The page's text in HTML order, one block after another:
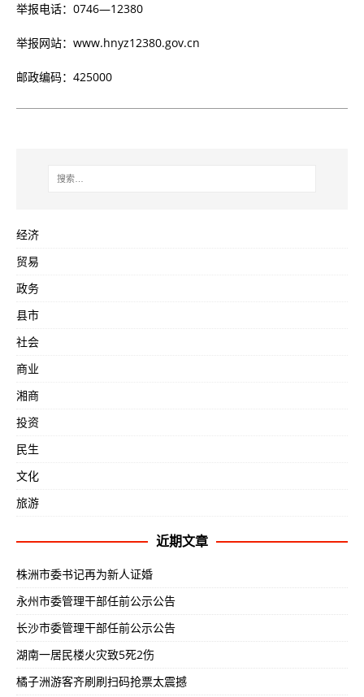
举报电话：0746—12380
举报网站：www.hnyz12380.gov.cn
邮政编码：425000
经济
贸易
政务
县市
社会
商业
湘商
投资
民生
文化
旅游
近期文章
株洲市委书记再为新人证婚
永州市委管理干部任前公示公告
长沙市委管理干部任前公示公告
湖南一居民楼火灾致5死2伤
橘子洲游客齐刷刷扫码抢票太震撼